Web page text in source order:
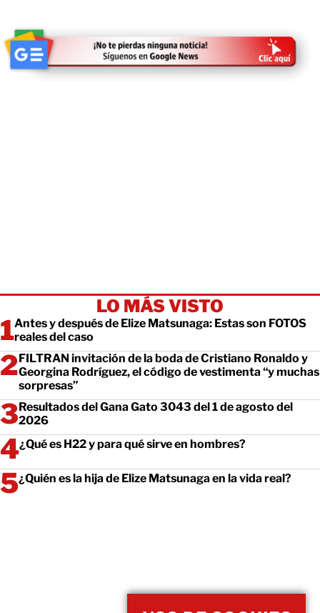
LO MÁS VISTO
Antes y después de Elize Matsunaga: Estas son FOTOS
reales del caso
FILTRAN invitación de la boda de Cristiano Ronaldo y
Georgina Rodríguez, el código de vestimenta “y muchas
sorpresas”
Resultados del Gana Gato 3043 del 1 de agosto del
2026
¿Qué es H22 y para qué sirve en hombres?
¿Quién es la hija de Elize Matsunaga en la vida real?